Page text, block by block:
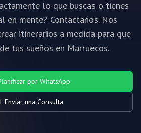
lo que buscas o tienes
en mente? Contáctanos. Nos
itinerarios a medida para que
tus sueños en Marruecos.
por WhatsApp
Enviar una Consulta